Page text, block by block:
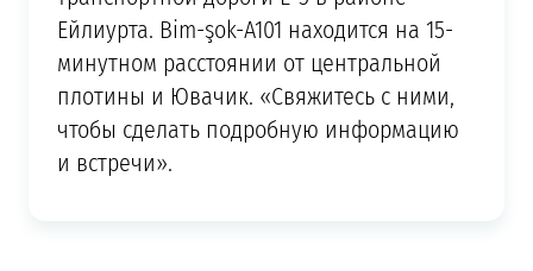
Ейлиурта. Bi̇m-şok-A101 находится на 15-
минутном расстоянии от центральной
плотины и Ювачик. «Свяжитесь с ними,
чтобы сделать подробную информацию
и встречи».